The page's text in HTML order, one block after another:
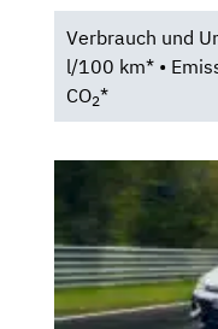
Verbrauch und
l/100 km* •
CO2*